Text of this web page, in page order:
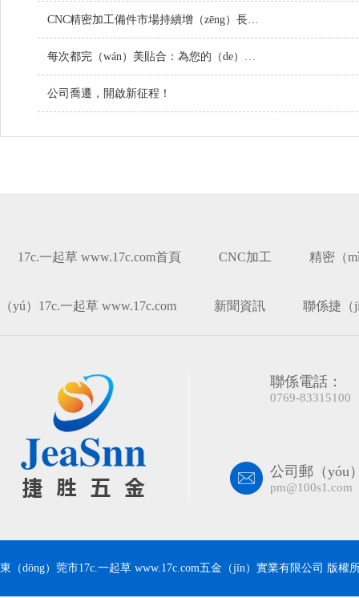
CNC精密加工備件市場持續增（zēng）長，技（jì）術創新引領行業未來
每次都完（wán）美貼合：為您的（de）項目定製螺絲（sī）
公司喬遷，開啟新征程！
17c.一起草 www.17c.com首頁 CNC加工 精密（
（yú）17c.一起草 www.17c.com 新聞資訊 聯係捷（
聯係電話：
0769-83315100
公司郵（yóu
pm@100s1.com
東（dōng）莞市17c.一起草 www.17c.com五金（jīn）實業有限公司 版權